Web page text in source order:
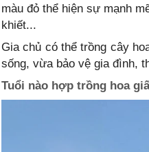
màu đỏ thể hiện sự mạnh
khiết...
Gia chủ có thể trồng cây
sống, vừa bảo vệ gia đình,
Tuổi nào hợp trồng hoa